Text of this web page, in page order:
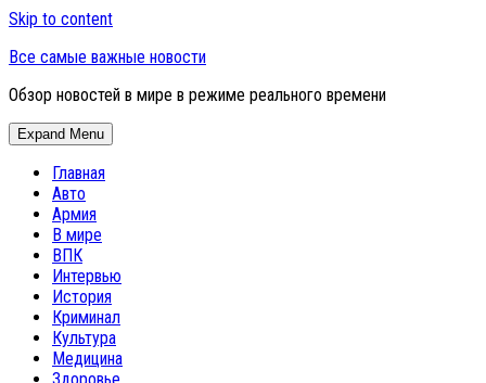
Skip to content
Все самые важные новости
Обзор новостей в мире в режиме реального времени
Expand Menu
Главная
Авто
Армия
В мире
ВПК
Интервью
История
Криминал
Культура
Медицина